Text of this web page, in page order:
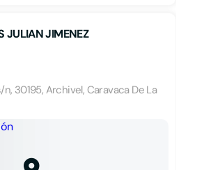
JULIAN JIMENEZ
30195, Archivel, Caravaca De La